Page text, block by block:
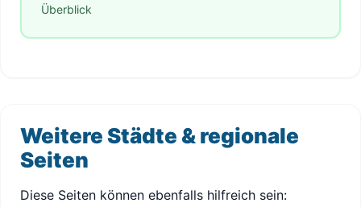
Überblick
Weitere Städte & regionale
Seiten
Diese Seiten können ebenfalls hilfreich sein: